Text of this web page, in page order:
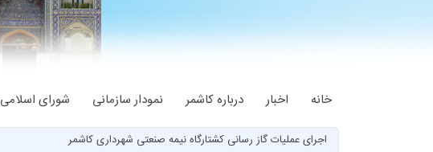
خانه اخبار درباره کاشمر نمودار سازمانی شورای اسلامی
اجرای عملیات گاز رسانی کشتارگاه نیمه صنعتی شهرداری کاشمر